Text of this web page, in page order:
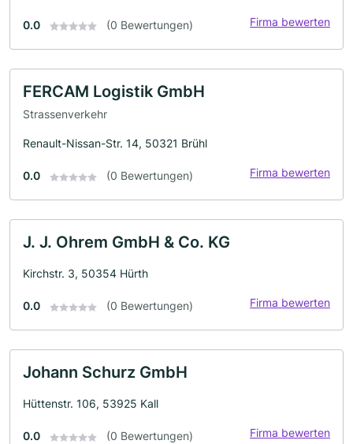
0.0 (0 Bewertungen) Firma bewerten
FERCAM Logistik GmbH
Strassenverkehr
Renault-Nissan-Str. 14, 50321 Brühl
0.0 (0 Bewertungen) Firma bewerten
J. J. Ohrem GmbH & Co. KG
Kirchstr. 3, 50354 Hürth
0.0 (0 Bewertungen) Firma bewerten
Johann Schurz GmbH
Hüttenstr. 106, 53925 Kall
0.0 (0 Bewertungen) Firma bewerten